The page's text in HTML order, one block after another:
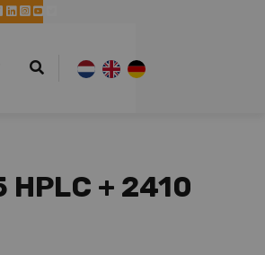
HPLC + 2410